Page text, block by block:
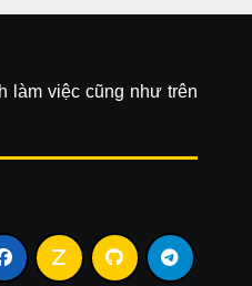
làm việc cũng như trên